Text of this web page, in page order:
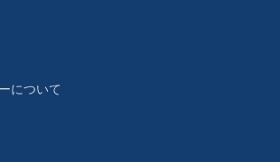
について